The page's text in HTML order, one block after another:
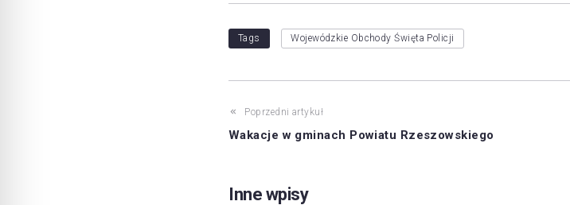
Tags Wojewódzkie Obchody Święta Policji
Poprzedni artykuł
Wakacje w gminach Powiatu Rzeszowskiego
Inne wpisy